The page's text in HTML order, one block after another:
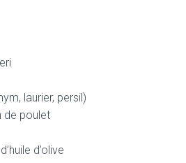
laurier, persil)
de poulet
d’olive